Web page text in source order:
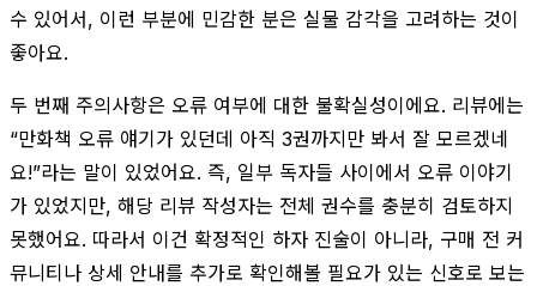
수 있어서, 이런 부분에 민감한 분은 실물 감각을 고려하는 것이
좋아요.
두 번째 주의사항은 오류 여부에 대한 불확실성이에요. 리뷰에는
“만화책 오류 얘기가 있던데 아직 3권까지만 봐서 잘 모르겠네
요!”라는 말이 있었어요. 즉, 일부 독자들 사이에서 오류 이야기
가 있었지만, 해당 리뷰 작성자는 전체 권수를 충분히 검토하지
못했어요. 따라서 이건 확정적인 하자 진술이 아니라, 구매 전 커
뮤니티나 상세 안내를 추가로 확인해볼 필요가 있는 신호로 보는